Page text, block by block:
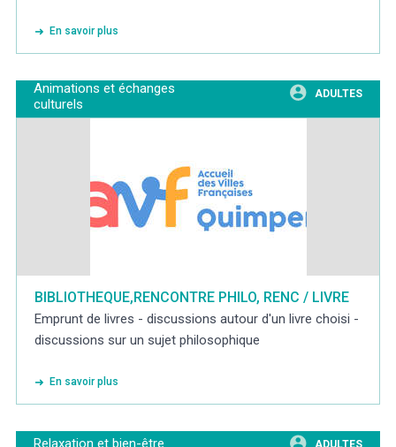
En savoir plus
Animations et échanges
culturels
ADULTES
BIBLIOTHEQUE,RENCONTRE PHILO, RENC / LIVRE
Emprunt de livres - discussions autour d'un livre choisi -
discussions sur un sujet philosophique
En savoir plus